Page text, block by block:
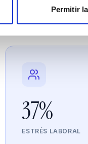
Permitir
que
37%
ESTRÉS LABORAL